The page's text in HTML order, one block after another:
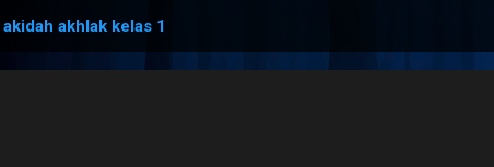
akidah akhlak kelas 1